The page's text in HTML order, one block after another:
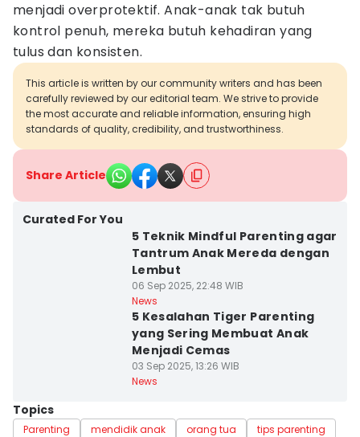
menjadi overprotektif. Anak-anak tak butuh
kontrol penuh, mereka butuh kehadiran yang
tulus dan konsisten.
This article is written by our community writers and has been
carefully reviewed by our editorial team. We strive to provide
the most accurate and reliable information, ensuring high
standards of quality, credibility, and trustworthiness.
Share Article
Curated For You
5 Teknik Mindful Parenting agar
Tantrum Anak Mereda dengan
Lembut
06 Sep 2025, 22:48 WIB
News
5 Kesalahan Tiger Parenting
yang Sering Membuat Anak
Menjadi Cemas
03 Sep 2025, 13:26 WIB
News
Topics
Parenting mendidik anak orang tua
tips parenting